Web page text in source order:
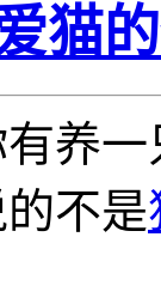
猫
养
的不是